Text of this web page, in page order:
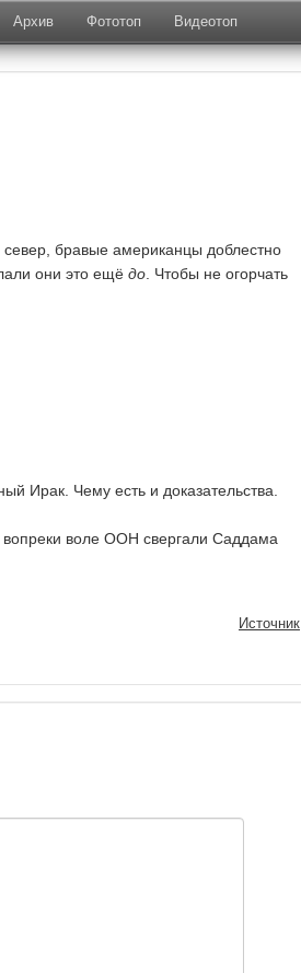
Архив Фототоп Видеотоп
север, бравые американцы доблестно
они это ещё до . Чтобы не огорчать
Ирак. Чему есть и доказательства.
воле ООН свергали Саддама
Источник